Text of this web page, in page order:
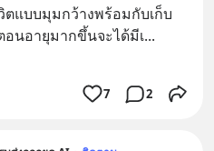
ตแบบมุมกว้างพร้อมกับเก็บ
อนอายุมากขึ้นจะได้มีเ...
7 2